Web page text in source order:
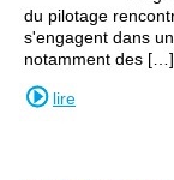
du pilotage
s'engagent dans
notamment des […]
lire